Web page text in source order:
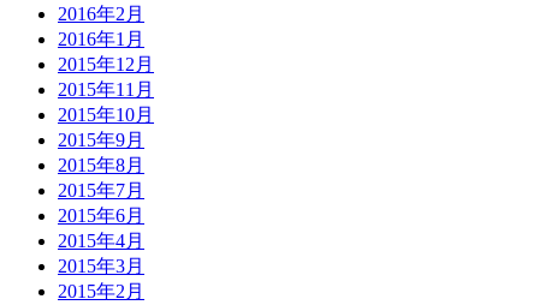
2016年2月
2016年1月
2015年12月
2015年11月
2015年10月
2015年9月
2015年8月
2015年7月
2015年6月
2015年4月
2015年3月
2015年2月